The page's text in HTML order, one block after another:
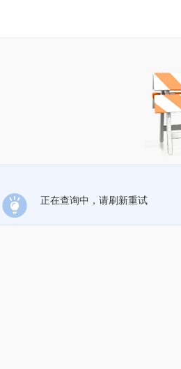
正在查询中，请刷新重试